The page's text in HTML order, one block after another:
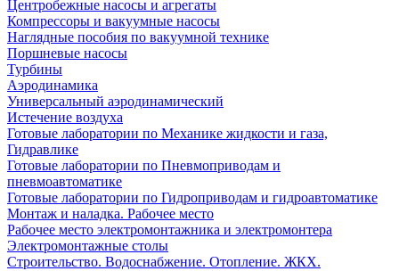
Центробежные насосы и агрегаты
Компрессоры и вакуумные насосы
Наглядные пособия по вакуумной технике
Поршневые насосы
Турбины
Аэродинамика
Универсальный аэродинамический
Истечение воздуха
Готовые лаборатории по Механике жидкости и газа,
Гидравлике
Готовые лаборатории по Пневмоприводам и
пневмоавтоматике
Готовые лаборатории по Гидроприводам и гидроавтоматике
Монтаж и наладка. Рабочее место
Рабочее место электромонтажника и электромонтера
Электромонтажные столы
Строительство. Водоснабжение. Отопление. ЖКХ.